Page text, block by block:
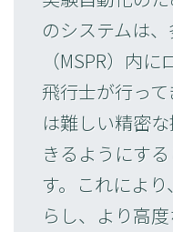
のシステムは
（MSPR）内
飛行士が行っ
は難しい精密
きるようにす
す。これによ
らし、より高